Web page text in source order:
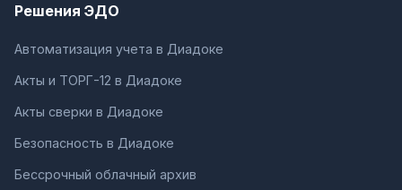
Решения ЭДО
Автоматизация учета в Диадоке
Акты и ТОРГ-12 в Диадоке
Акты сверки в Диадоке
Безопасность в Диадоке
Бессрочный облачный архив